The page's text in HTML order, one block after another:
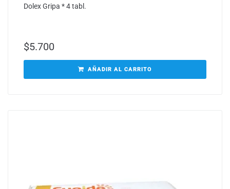
Dolex Gripa * 4 tabl.
$5.700
AÑADIR AL CARRITO